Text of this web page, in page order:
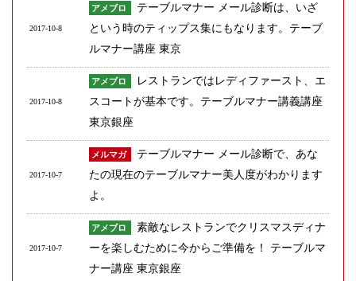
2017-10-8
アメブロ
テーブルマナー メール診断は、いざ
という時のティップス集にもなります。テーブ
ルマナー講座 東京
2017-10-8
アメブロ
レストランではレディファースト、エ
スコートが基本です。テーブルマナー講義講座
東京銀座
2017-10-7
メルマガ
テーブルマナー メール診断で、あな
たの現在のテーブルマナー美人度がわかります
よ。
2017-10-7
アメブロ
素敵なレストランでクリスマスディナ
ーを楽しむために今からご準備を！ テーブルマ
ナー講座 東京銀座